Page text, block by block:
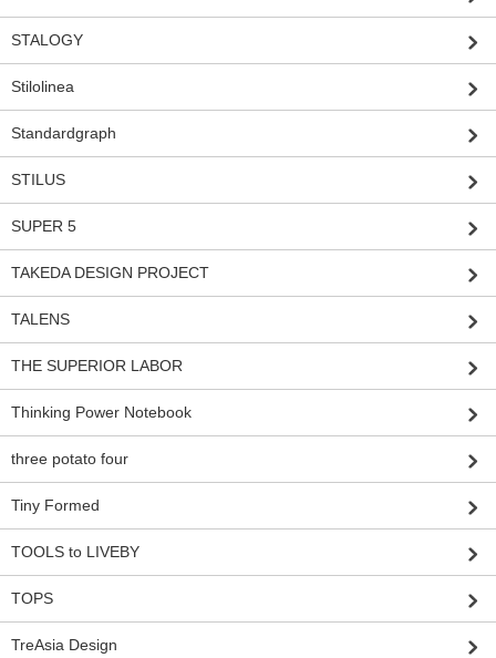
STALOGY
Stilolinea
Standardgraph
STILUS
SUPER 5
TAKEDA DESIGN PROJECT
TALENS
THE SUPERIOR LABOR
Thinking Power Notebook
three potato four
Tiny Formed
TOOLS to LIVEBY
TOPS
TreAsia Design